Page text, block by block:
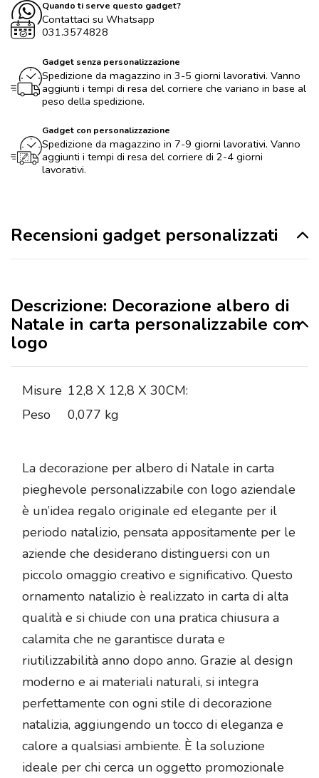
Quando ti serve questo gadget?
Contattaci su Whatsapp
031.3574828
Gadget senza personalizzazione
Spedizione da magazzino in 3-5 giorni lavorativi. Vanno
aggiunti i tempi di resa del corriere che variano in base al
peso della spedizione.
Gadget con personalizzazione
Spedizione da magazzino in 7-9 giorni lavorativi. Vanno
aggiunti i tempi di resa del corriere di 2-4 giorni
lavorativi.
Recensioni gadget personalizzati
Descrizione: Decorazione albero di
Natale in carta personalizzabile con
logo
Misure 12,8 X 12,8 X 30CM:
Peso
0,077 kg
La decorazione per albero di Natale in carta
pieghevole personalizzabile con logo aziendale
è un’idea regalo originale ed elegante per il
periodo natalizio, pensata appositamente per le
aziende che desiderano distinguersi con un
piccolo omaggio creativo e significativo. Questo
ornamento natalizio è realizzato in carta di alta
qualità e si chiude con una pratica chiusura a
calamita che ne garantisce durata e
riutilizzabilità anno dopo anno. Grazie al design
moderno e ai materiali naturali, si integra
perfettamente con ogni stile di decorazione
natalizia, aggiungendo un tocco di eleganza e
calore a qualsiasi ambiente. È la soluzione
ideale per chi cerca un oggetto promozionale